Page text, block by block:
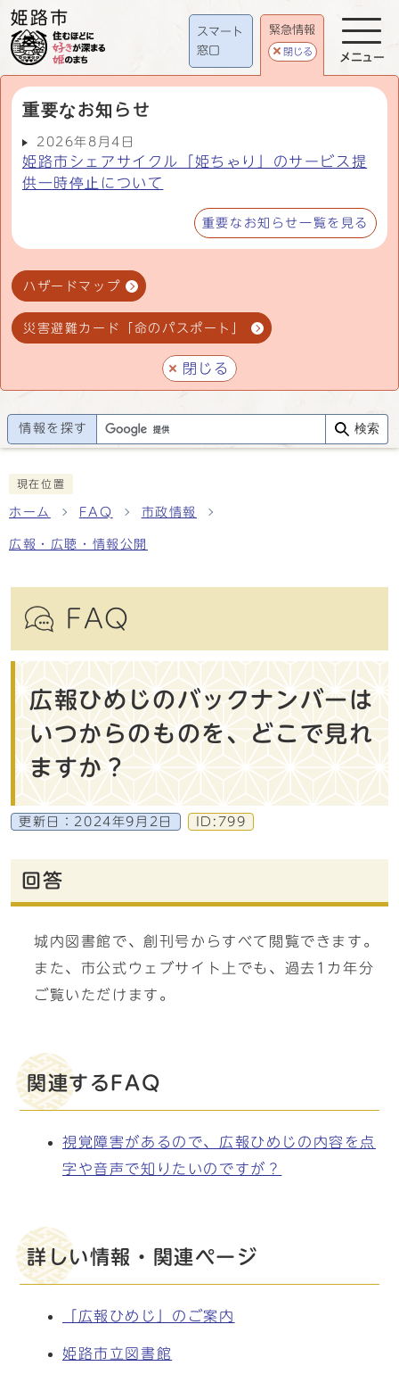
スマート
窓口
緊急情報
閉じる
重要なお知らせ
2026年8月4日
姫路市シェアサイクル「姫ちゃり」のサービス提
供一時停止について
重要なお知らせ一覧を見る
ハザードマップ
災害避難カード「命のパスポート」
閉じる
メニュー
情報を探す 検索
現在位置
ホーム FAQ 市政情報
広報・広聴・情報公開
FAQ
広報ひめじのバックナンバーは
いつからのものを、どこで見れ
ますか？
更新日： 2024年9月2日 ID:799
回答
城内図書館で、創刊号からすべて閲覧できます。
また、市公式ウェブサイト上でも、過去1カ年分
ご覧いただけます。
関連するFAQ
視覚障害があるので、広報ひめじの内容を点
字や音声で知りたいのですが？
詳しい情報・関連ページ
「広報ひめじ」のご案内
姫路市立図書館